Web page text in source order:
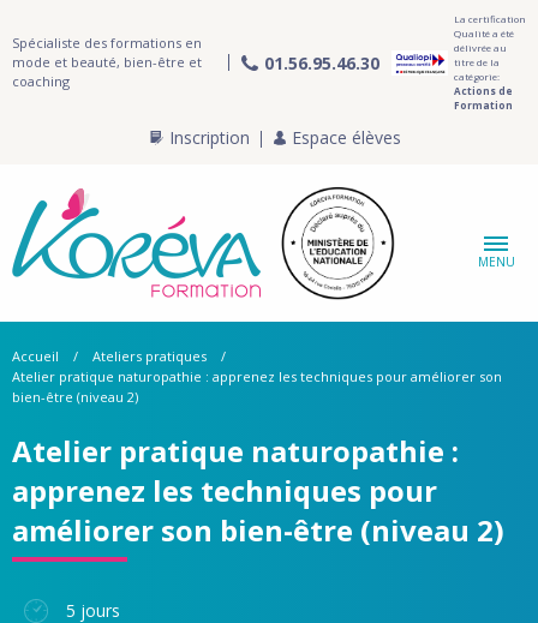
Spécialiste des formations en
mode et beauté, bien-être et
coaching
01.56.95.46.30
La certification
Qualité a été
délivrée au
titre de la
catégorie:
Actions de
Formation
Inscription Espace élèves
MENU
Accueil
Ateliers pratiques
Atelier pratique naturopathie : apprenez les techniques pour améliorer son
bien-être (niveau 2)
Atelier pratique naturopathie :
apprenez les techniques pour
améliorer son bien-être (niveau 2)
5 jours